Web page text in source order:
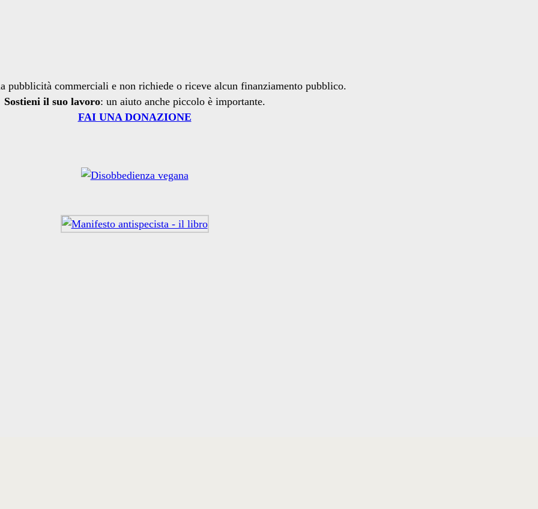
pubblicità commerciali e non richiede o riceve alcun finanziamento pubblico.
Sostieni il suo lavoro: un aiuto anche piccolo è importante.
FAI UNA DONAZIONE